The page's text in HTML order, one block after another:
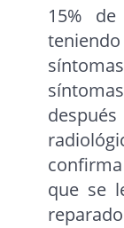
15%
teniendo
que se